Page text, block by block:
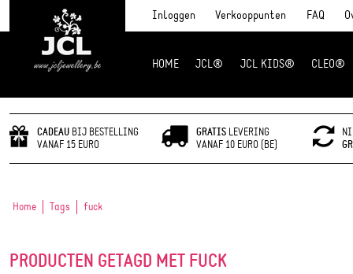
Inloggen Verkooppunten FAQ
HOME JCL® JCL KIDS® CLEO®
CADEAU BIJ BESTELLING
VANAF 15 EURO
GRATISLEVERING
VANAF 10 EURO (BE)
Home Tags fuck
PRODUCTEN GETAGD MET FUCK